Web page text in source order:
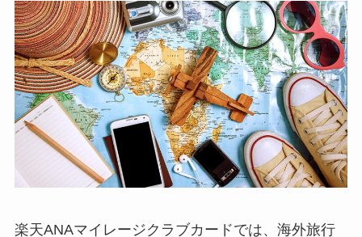
楽天ANAマイレージクラブカードでは、海外旅行